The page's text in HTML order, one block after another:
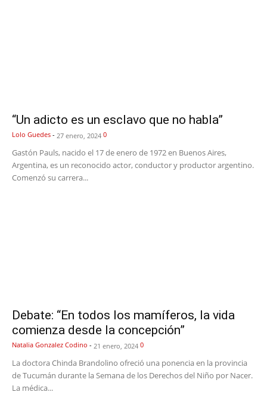
“Un adicto es un esclavo que no habla”
Lolo Guedes - 27 enero, 2024 0
Gastón Pauls, nacido el 17 de enero de 1972 en Buenos Aires,
Argentina, es un reconocido actor, conductor y productor argentino.
Comenzó su carrera...
Debate: “En todos los mamíferos, la vida
comienza desde la concepción”
Natalia Gonzalez Codino - 21 enero, 2024 0
La doctora Chinda Brandolino ofreció una ponencia en la provincia
de Tucumán durante la Semana de los Derechos del Niño por Nacer.
La médica...